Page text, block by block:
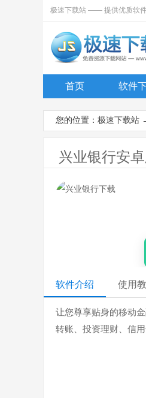
极速下载站 —— 提供优质软件
首页 软件
您的位置： 极速下载站
兴业银行安
软件介绍 使用
让您尊享贴身的移动
转账、投资理财、信